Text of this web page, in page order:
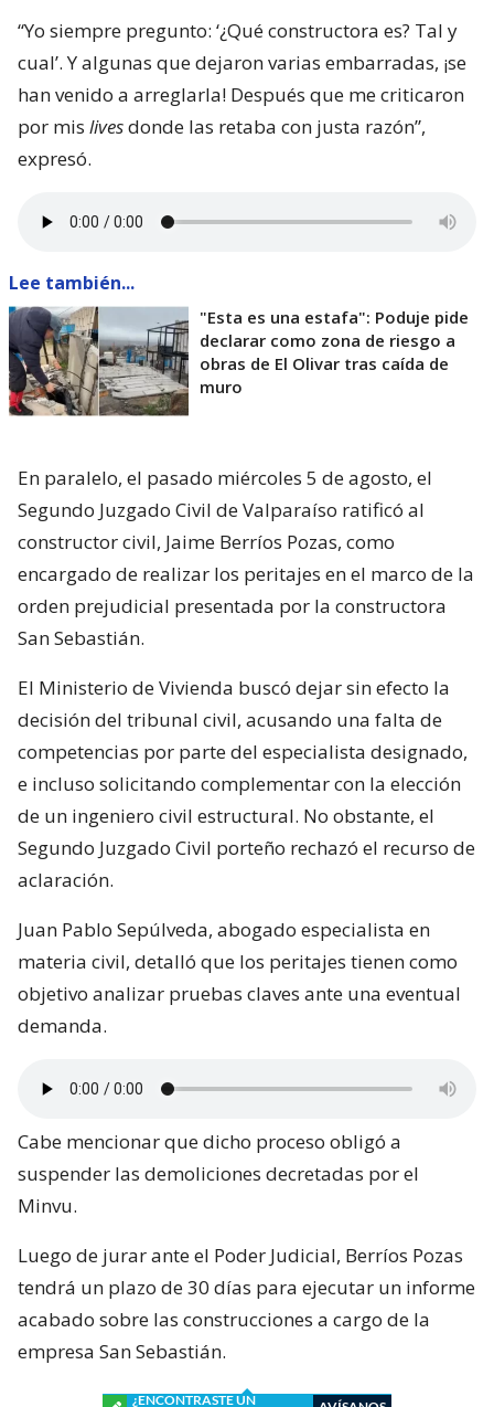
“Yo siempre pregunto: ‘¿Qué constructora es? Tal y
cual’. Y algunas que dejaron varias embarradas, ¡se
han venido a arreglarla! Después que me criticaron
por mis livesdonde las retaba con justa razón”,
expresó.
Lee también...
"Esta es una estafa": Poduje pide
declarar como zona de riesgo a
obras de El Olivar tras caída de
muro
En paralelo, el pasado miércoles 5 de agosto, el
Segundo Juzgado Civil de Valparaíso ratificó al
constructor civil, Jaime Berríos Pozas, como
encargado de realizar los peritajes en el marco de la
orden prejudicial presentada por la constructora
San Sebastián.
El Ministerio de Vivienda buscó dejar sin efecto la
decisión del tribunal civil, acusando una falta de
competencias por parte del especialista designado,
e incluso solicitando complementar con la elección
de un ingeniero civil estructural. No obstante, el
Segundo Juzgado Civil porteño rechazó el recurso de
aclaración.
Juan Pablo Sepúlveda, abogado especialista en
materia civil, detalló que los peritajes tienen como
objetivo analizar pruebas claves ante una eventual
demanda.
Cabe mencionar que dicho proceso obligó a
suspender las demoliciones decretadas por el
Minvu.
Luego de jurar ante el Poder Judicial, Berríos Pozas
tendrá un plazo de 30 días para ejecutar un informe
acabado sobre las construcciones a cargo de la
empresa San Sebastián.
¿ENCONTRASTE UN